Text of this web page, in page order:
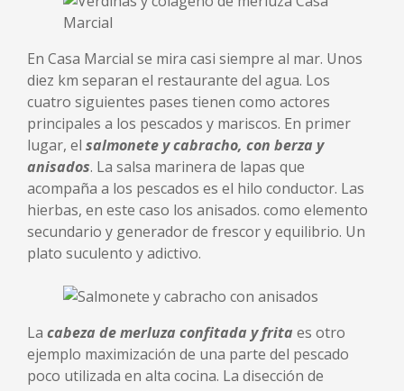
En Casa Marcial se mira casi siempre al mar. Unos
diez km separan el restaurante del agua. Los
cuatro siguientes pases tienen como actores
principales a los pescados y mariscos. En primer
lugar, el salmonete y cabracho, con berza y
anisados. La salsa marinera de lapas que
acompaña a los pescados es el hilo conductor. Las
hierbas, en este caso los anisados. como elemento
secundario y generador de frescor y equilibrio. Un
plato suculento y adictivo.
La cabeza de merluza confitada y frita es otro
ejemplo maximización de una parte del pescado
poco utilizada en alta cocina. La disección de